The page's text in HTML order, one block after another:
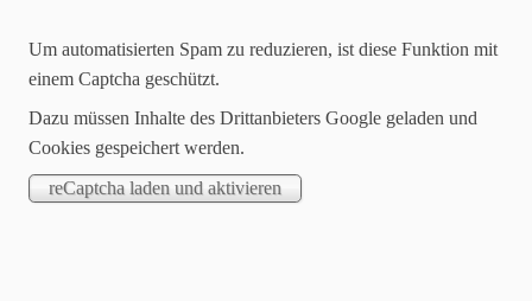
Herzlich Willkommen...
...auf der offiziellen Webseite des Ilksbachdorfes
Lippoldshausen.
Wir freuen uns sehr, Sie hier begrüßen zu dürfen, und
wünschen Ihnen viel Freude beim Erkunden unserer Seite.
Um automatisierten Spam zu reduzieren, ist diese Funktion mit
einem Captcha geschützt.
Dazu müssen Inhalte des Drittanbieters Google geladen und
Cookies gespeichert werden.